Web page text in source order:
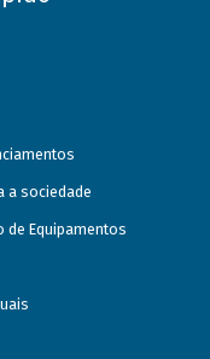
a sociedade
de Equipamentos